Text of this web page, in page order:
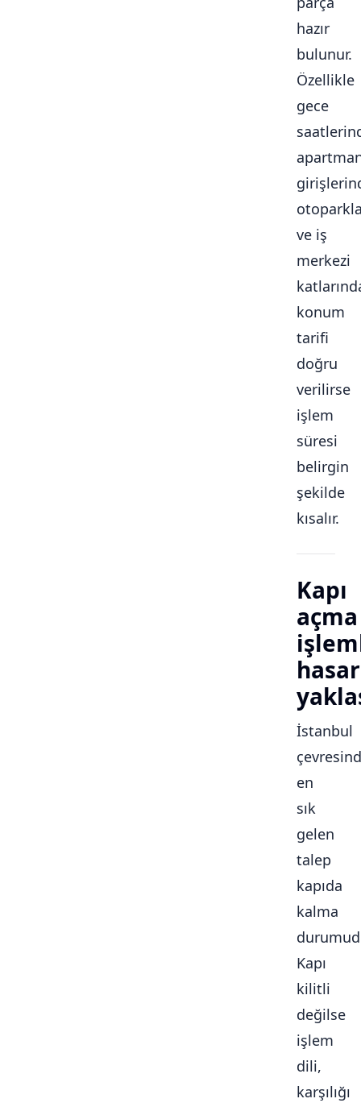
hazır
bulunur.
Özellikle
gece
ve iş
merkezi
konum
tarifi
doğru
verilirse
işlem
süresi
belirgin
şekilde
kısalır.
Kapı
açma
İstanbul
en
sık
gelen
talep
kapıda
kalma
Kapı
kilitli
değilse
işlem
dili,
karşılığı